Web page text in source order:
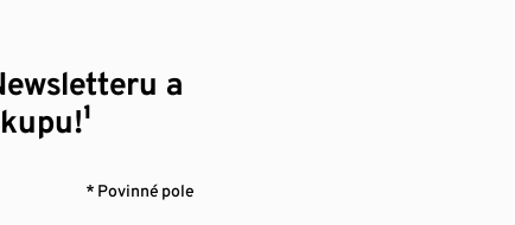
a
* Povinné pole